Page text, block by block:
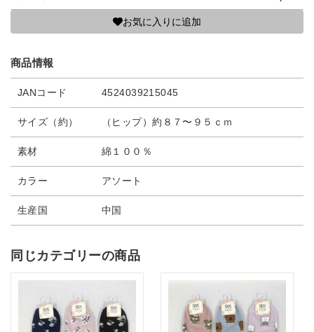
お気に入りに追加
商品情報
JANコード 4524039215045
サイズ（約） （ヒップ）約８７〜９５ｃｍ
素材 綿１００％
カラー アソート
生産国 中国
同じカテゴリーの商品